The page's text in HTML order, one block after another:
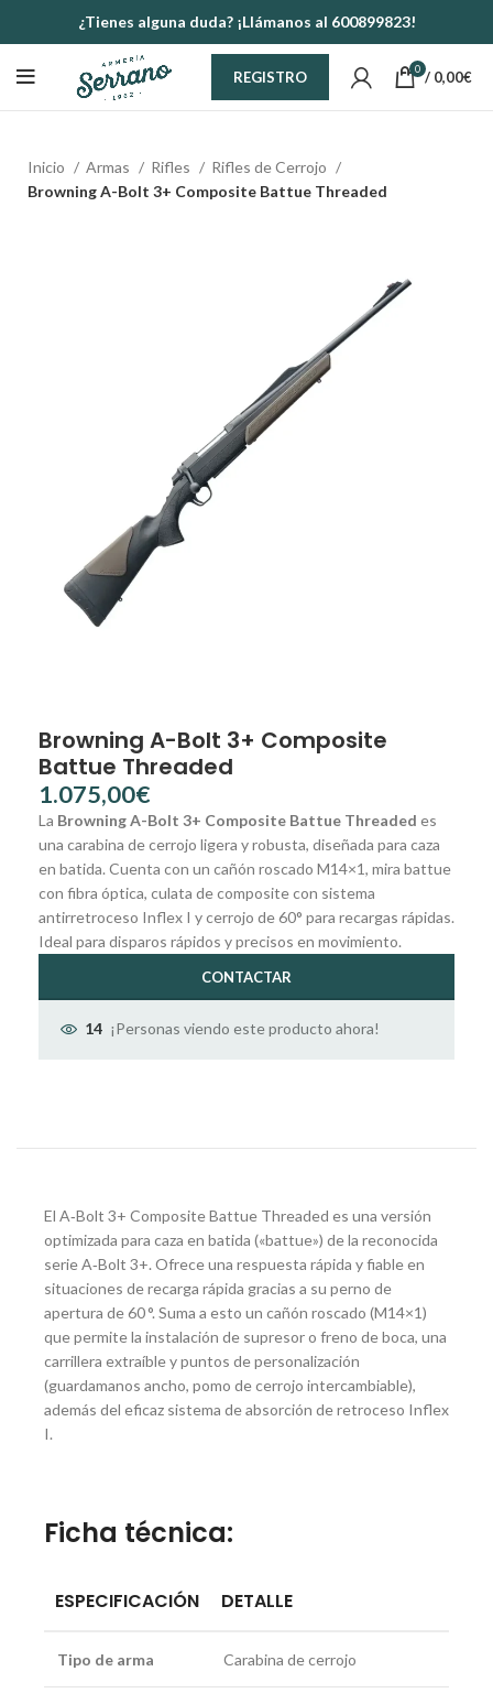
¿Tienes alguna duda? ¡Llámanos al 600899823!
REGISTRO 0 / 0,00€
Inicio Armas Rifles
Rifles de Cerrojo
Browning A-Bolt 3+ Composite Battue Threaded
Browning A-Bolt 3+ Composite
Battue Threaded
€
La Browning A-Bolt 3+ Composite Battue Threaded es
una carabina de cerrojo ligera y robusta, diseñada para caza
en batida. Cuenta con un cañón roscado M14×1, mira battue
con fibra óptica, culata de composite con sistema
antirretroceso Inflex I y cerrojo de 60° para recargas rápidas.
Ideal para disparos rápidos y precisos en movimiento.
CONTACTAR
14 ¡Personas viendo este producto ahora!
El A‑Bolt 3+ Composite Battue Threaded es una versión
optimizada para caza en batida («battue») de la reconocida
serie A‑Bolt 3+. Ofrece una respuesta rápida y fiable en
situaciones de recarga rápida gracias a su perno de
apertura de 60 °. Suma a esto un cañón roscado (M14×1)
que permite la instalación de supresor o freno de boca, una
carrillera extraíble y puntos de personalización
(guardamanos ancho, pomo de cerrojo intercambiable),
además del eficaz sistema de absorción de retroceso Inflex
I.
Ficha técnica:
ESPECIFICACIÓN DETALLE
Tipo de arma Carabina de cerrojo